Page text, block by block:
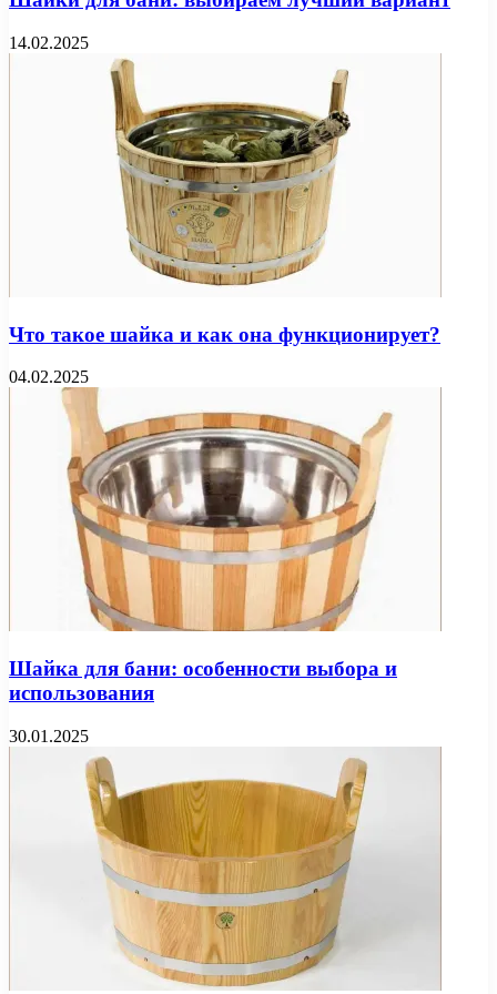
14.02.2025
Что такое шайка и как она функционирует?
04.02.2025
Шайка для бани: особенности выбора и
использования
30.01.2025